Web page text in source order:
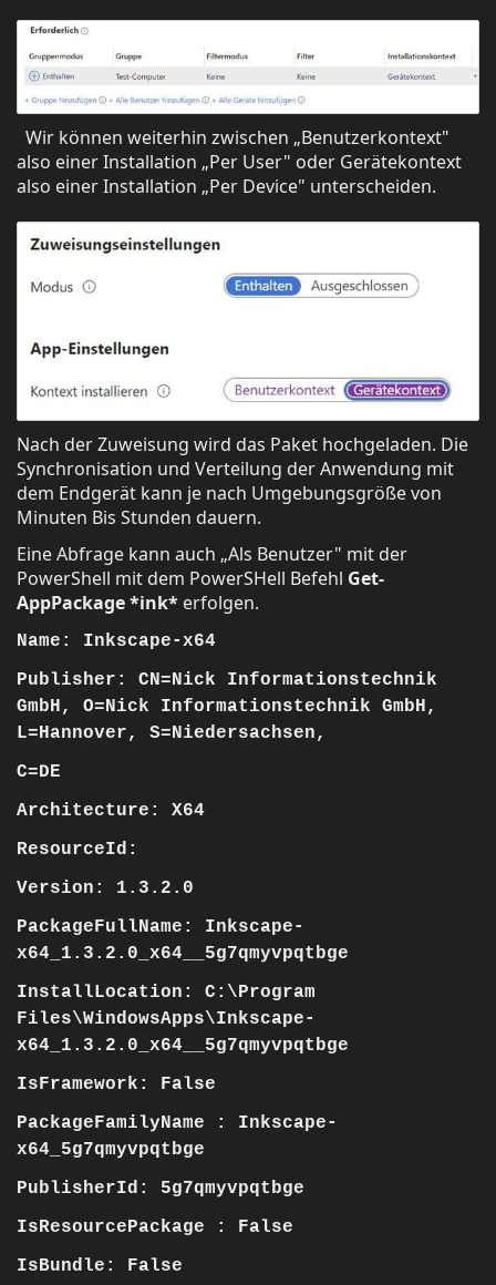
Wir können weiterhin zwischen „Benutzerkontext"
also einer Installation „Per User" oder Gerätekontext
also einer Installation „Per Device" unterscheiden.
Nach der Zuweisung wird das Paket hochgeladen. Die
Synchronisation und Verteilung der Anwendung mit
dem Endgerät kann je nach Umgebungsgröße von
Minuten Bis Stunden dauern.
Eine Abfrage kann auch „Als Benutzer" mit der
PowerShell mit dem PowerSHell Befehl Get-
AppPackage *ink* erfolgen.
Name: Inkscape-x64
Publisher: CN=Nick Informationstechnik
GmbH, O=Nick Informationstechnik GmbH,
L=Hannover, S=Niedersachsen,
C=DE
Architecture: X64
ResourceId:
Version: 1.3.2.0
PackageFullName: Inkscape-
x64_1.3.2.0_x64__5g7qmyvpqtbge
InstallLocation: C:\Program
Files\WindowsApps\Inkscape-
x64_1.3.2.0_x64__5g7qmyvpqtbge
IsFramework: False
PackageFamilyName : Inkscape-
x64_5g7qmyvpqtbge
PublisherId: 5g7qmyvpqtbge
IsResourcePackage : False
IsBundle: False